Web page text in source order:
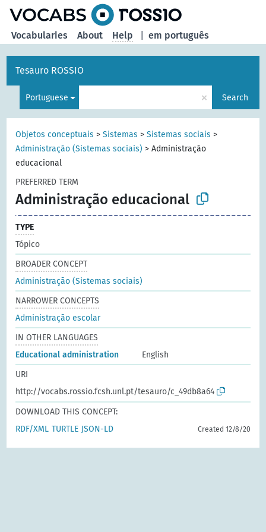
em português
Vocabularies About Help
Tesauro ROSSIO
Portuguese × Search
Objetos conceptuais >Sistemas >Sistemas sociais >
Administração (Sistemas sociais) >Administração
educacional
PREFERRED TERM
Administração educacional
TYPE
Tópico
BROADER CONCEPT
Administração (Sistemas sociais)
NARROWER CONCEPTS
Administração escolar
IN OTHER LANGUAGES
Educational administration
English
URI
http://vocabs.rossio.fcsh.unl.pt/tesauro/c_49db8a64
DOWNLOAD THIS CONCEPT:
RDF/XML TURTLE JSON-LD Created 12/8/20